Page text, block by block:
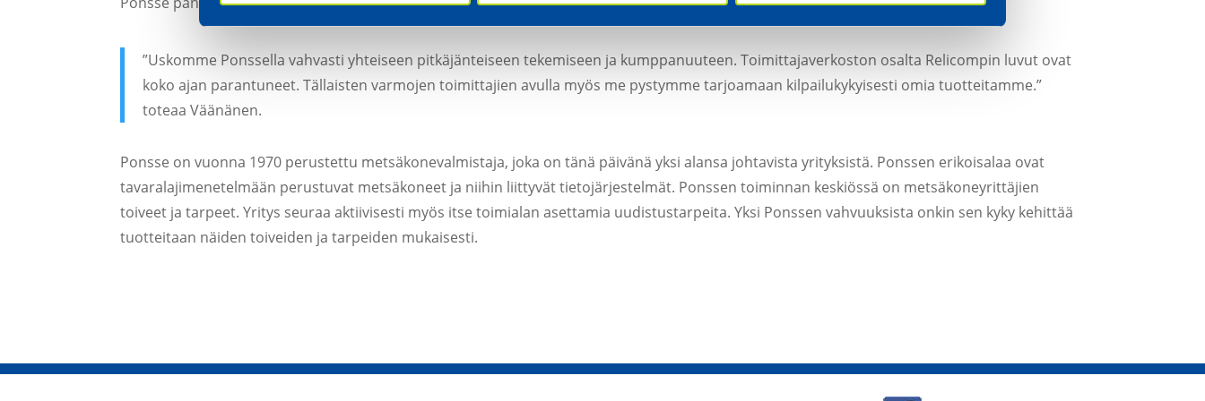
”Uskomme Ponssella vahvasti yhteiseen pitkäjänteiseen tekemiseen ja kumppanuuteen. Toimittajaverkoston osalta Relicompin luvut ovat
koko ajan parantuneet. Tällaisten varmojen toimittajien avulla myös me pystymme tarjoamaan kilpailukykyisesti omia tuotteitamme.”
toteaa Väänänen.
Ponsse on vuonna 1970 perustettu metsäkonevalmistaja, joka on tänä päivänä yksi alansa johtavista yrityksistä. Ponssen erikoisalaa ovat
tavaralajimenetelmään perustuvat metsäkoneet ja niihin liittyvät tietojärjestelmät. Ponssen toiminnan keskiössä on metsäkoneyrittäjien
toiveet ja tarpeet. Yritys seuraa aktiivisesti myös itse toimialan asettamia uudistustarpeita. Yksi Ponssen vahvuuksista onkin sen kyky kehittää
tuotteitaan näiden toiveiden ja tarpeiden mukaisesti.